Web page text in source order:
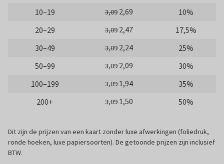
10–19
3,09 2,69
10%
20–29
3,09 2,47
17,5%
30–49
3,09 2,24
25%
50–99
3,09 2,09
30%
100–199
3,09 1,94
35%
200+
3,09 1,50 50%
Dit zijn de prijzen van een kaart zonder luxe afwerkingen (foliedruk,
ronde hoeken, luxe papiersoorten). De getoonde prijzen zijn inclusief
BTW.